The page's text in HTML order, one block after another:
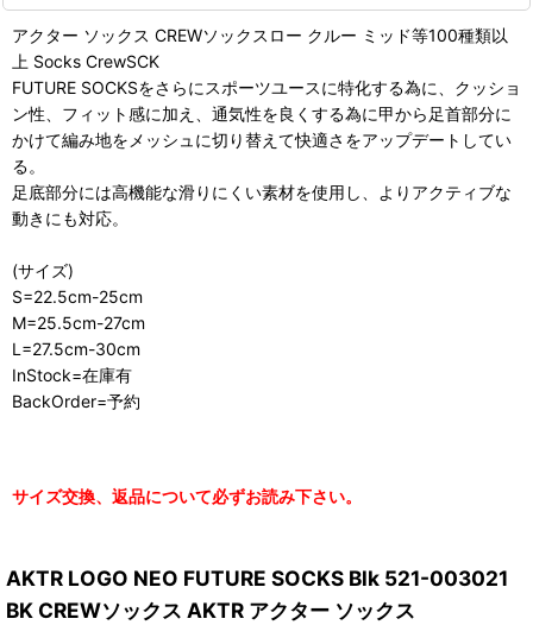
アクター ソックス CREWソックスロー クルー ミッド等100種類以
上 Socks CrewSCK
FUTURE SOCKSをさらにスポーツユースに特化する為に、クッショ
ン性、フィット感に加え、通気性を良くする為に甲から足首部分に
かけて編み地をメッシュに切り替えて快適さをアップデートしてい
る。
足底部分には高機能な滑りにくい素材を使用し、よりアクティブな
動きにも対応。
(サイズ)
S=22.5cm-25cm
M=25.5cm-27cm
L=27.5cm-30cm
InStock=在庫有
BackOrder=予約
サイズ交換、返品について必ずお読み下さい。
AKTR LOGO NEO FUTURE SOCKS Blk 521-003021
BK CREWソックス AKTR アクター ソックス